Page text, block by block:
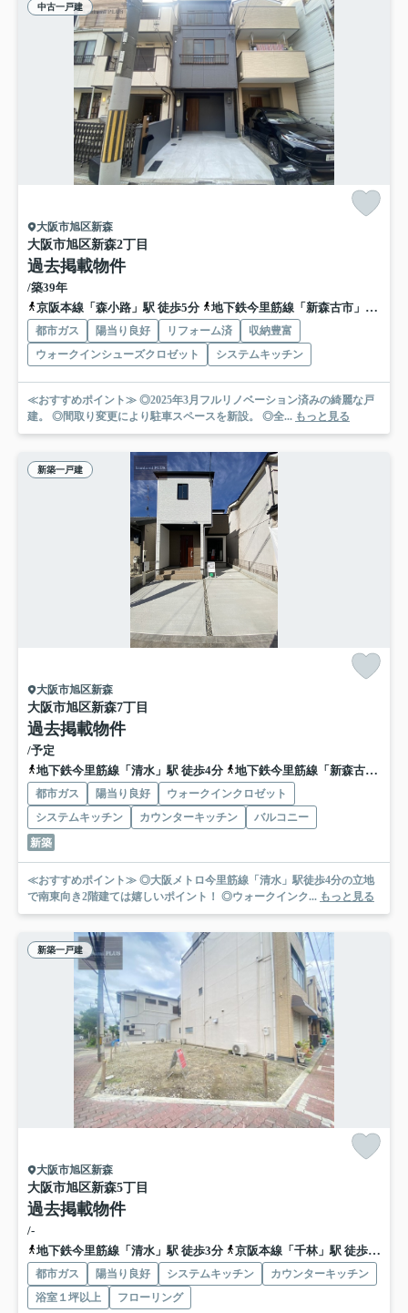
中古一戸建
大阪市旭区新森
大阪市旭区新森2丁目
過去掲載物件
/築39年
京阪本線「森小路」駅 徒歩5分
地下鉄今里筋線「新森古市」駅 徒歩9分
都市ガス 陽当り良好 リフォーム済
収納豊富
ウォークインシューズクロゼット
システムキッチン
≪おすすめポイント≫ ◎2025年3月フルリノベーション済みの綺麗な戸
建。 ◎間取り変更により駐車スペースを新設。 ◎全... もっと見る
新築一戸建
大阪市旭区新森
大阪市旭区新森7丁目
過去掲載物件
/予定
地下鉄今里筋線「清水」駅 徒歩4分
地下鉄今里筋線「新森古市」駅 徒歩11分
都市ガス 陽当り良好
ウォークインクロゼット
システムキッチン
カウンターキッチン
バルコニー
新築
≪おすすめポイント≫ ◎大阪メトロ今里筋線「清水」駅徒歩4分の立地
で南東向き2階建ては嬉しいポイント！ ◎ウォークインク... もっと見る
新築一戸建
大阪市旭区新森
大阪市旭区新森5丁目
過去掲載物件
/-
地下鉄今里筋線「清水」駅 徒歩3分
京阪本線「千林」駅 徒歩9分
都市ガス 陽当り良好 システムキッチン
カウンターキッチン
浴室１坪以上
フローリング